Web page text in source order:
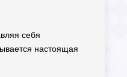
себя
настоящая